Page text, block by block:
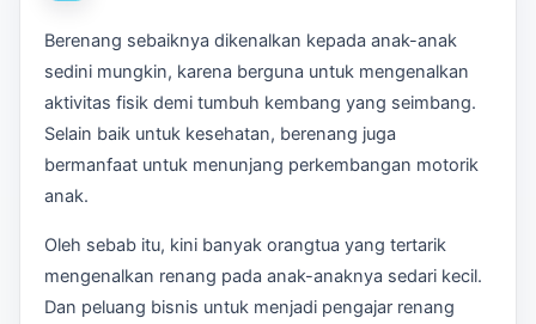
Berenang sebaiknya dikenalkan kepada anak-anak
sedini mungkin, karena berguna untuk mengenalkan
aktivitas fisik demi tumbuh kembang yang seimbang.
Selain baik untuk kesehatan, berenang juga
bermanfaat untuk menunjang perkembangan motorik
anak.
Oleh sebab itu, kini banyak orangtua yang tertarik
mengenalkan renang pada anak-anaknya sedari kecil.
Dan peluang bisnis untuk menjadi pengajar renang